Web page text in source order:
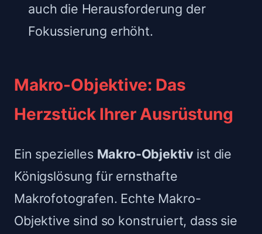
auch die Herausforderung der
Fokussierung erhöht.
Makro-Objektive: Das
Herzstück Ihrer Ausrüstung
Ein spezielles Makro-Objektiv ist die
Königslösung für ernsthafte
Makrofotografen. Echte Makro-
Objektive sind so konstruiert, dass sie